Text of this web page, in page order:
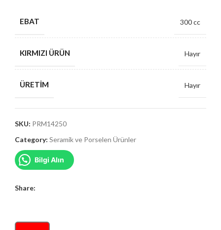
EBAT 300 cc
KIRMIZI ÜRÜN Hayır
ÜRETIM Hayır
SKU: PRM14250
Category: Seramik ve Porselen Ürünler
Bilgi Alın
Share: